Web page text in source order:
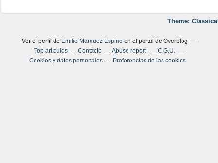
Theme:
Ver el perfil de Emilio Marquez Espinoen el portal de Overblog
Top artículos
Contacto Abuse report
C.G.U.
Cookies y datos personales
Preferencias de las cookies